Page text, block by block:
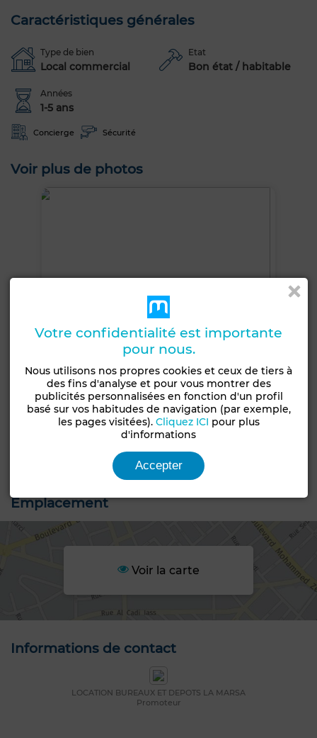
Caractéristiques générales
Type de bien
Local commercial
Etat
Bon état / habitable
Années
1-5 ans
Concierge Sécurité
Voir plus de photos
+5 PHOTOS
Emplacement
Voir la carte
Informations de contact
LOCATION BUREAUX ET DEPOTS LA MARSA
Promoteur
Votre confidentialité est importante
pour nous.
Nous utilisons nos propres cookies et ceux de tiers à
des fins d'analyse et pour vous montrer des
publicités personnalisées en fonction d'un profil
basé sur vos habitudes de navigation (par exemple,
les pages visitées). Cliquez ICI pour plus
d'informations
Accepter